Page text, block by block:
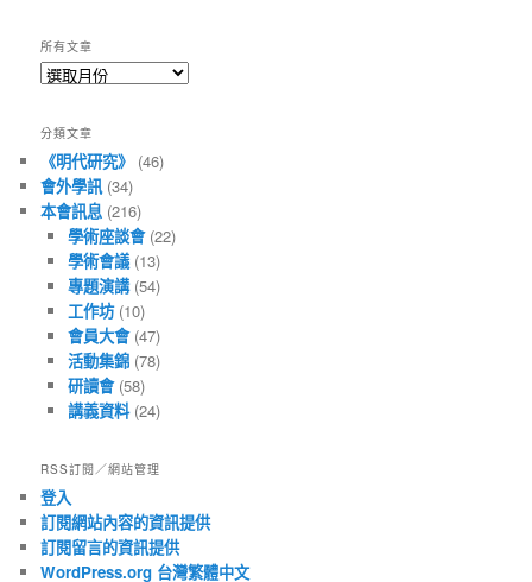
所有文章
所
章
分類文章
《明代研究》 (46)
會外學訊(34)
本會訊息 (216)
學術座談會(22)
學術會議(13)
專題演講(54)
工作坊(10)
會員大會(47)
活動集錦(78)
研讀會(58)
講義資料(24)
RSS訂閱／網站管理
登入
訂閱網站內容的資訊提供
訂閱留言的資訊提供
WordPress.org 台灣繁體中文